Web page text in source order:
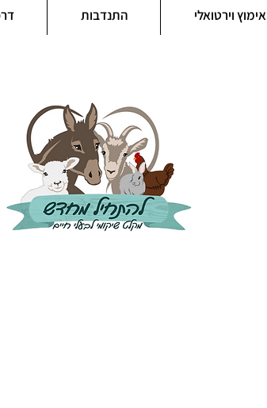
אימוץ וירטואלי התנדבות